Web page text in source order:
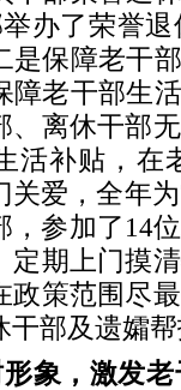
办了荣誉
是保障老干
障老干部生
、离休干部
活补贴，在
关爱，全年
，参加了14
定期上门摸
政策范围尽
干部及遗孀
象，激发